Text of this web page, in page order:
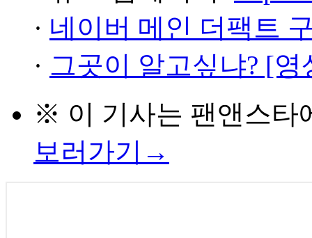
· 네이버 메인 더팩트
· 그곳이 알고싶냐? [
※ 이 기사는 팬앤스타
보러가기→